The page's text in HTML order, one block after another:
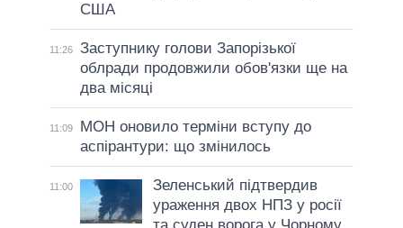
США
11:26
Заступнику голови Запорізької
облради продовжили обов'язки ще на
два місяці
11:09
МОН оновило терміни вступу до
аспірантури: що змінилось
11:00
Зеленський підтвердив
ураження двох НПЗ у росії